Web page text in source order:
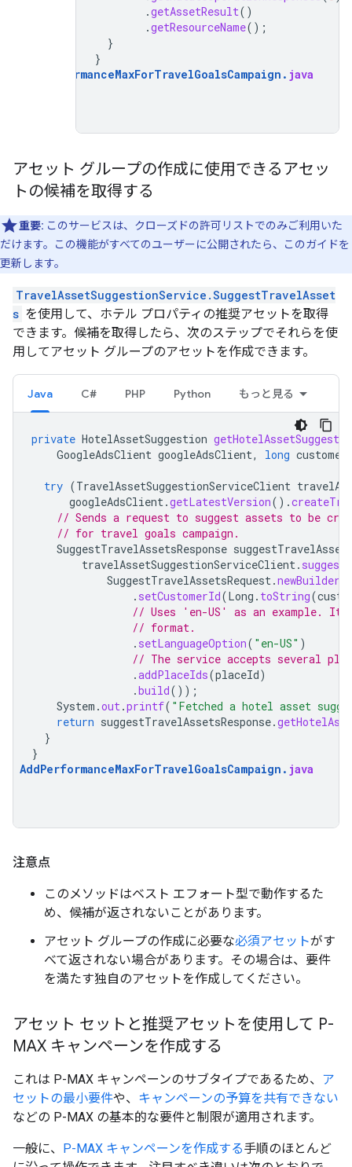
.getAssetResult()
.getResourceName();
}
}
AddPerformanceMaxForTravelGoalsCampaign . java
アセット グループの作成に使用できるアセッ
トの候補を取得する
重要: このサービスは、クローズドの許可リストでのみご利用いた
だけます。この機能がすべてのユーザーに公開されたら、このガイドを
更新します。
TravelAssetSuggestionService.SuggestTravelAsset
s を使用して、ホテル プロパティの推奨アセットを取得
できます。候補を取得したら、次のステップでそれらを使
用してアセット グループのアセットを作成できます。
Java C# PHP Python もっと見る
private HotelAssetSuggestion
GoogleAdsClient googleAdsClient, long
try (TravelAssetSuggestionServiceClient
googleAdsClient.getLatestVersion().
// Sends a request to suggest assets to be
// for travel goals campaign.
SuggestTravelAssetsResponse
travelAssetSuggestionServiceClient.
SuggestTravelAssetsRequest.newBuilder
. setCustomerId(Long . toString(
// Uses 'en-US' as an example. It
// format.
. setLanguageOption( "en-US" )
// The service accepts several
.addPlaceIds(placeId)
.build());
System .out.printf( "Fetched a hotel asset
return suggestTravelAssetsResponse.
}
}
AddPerformanceMaxForTravelGoalsCampaign . java
注意点
このメソッドはベスト エフォート型で動作するた
め、候補が返されないことがあります。
アセット グループの作成に必要な必須アセットがす
べて返されない場合があります。 その場合は、要件
を満たす独自のアセットを作成してください。
アセット セットと推奨アセットを使用して P-
MAX キャンペーンを作成する
これは P-MAX キャンペーンのサブタイプであるため、 ア
セットの最小要件や、 キャンペーンの予算を共有できない
などの P-MAX の基本的な要件と制限が適用されます。
一般に、 P-MAX キャンペーンを作成する手順のほとんど